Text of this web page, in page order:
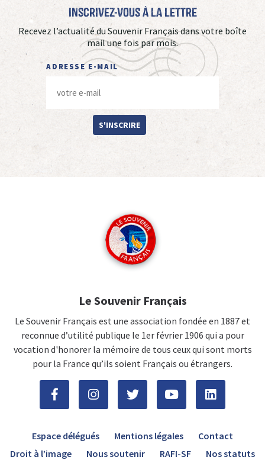
Inscrivez-vous à La Lettre
Recevez l’actualité du Souvenir Français dans votre boîte
mail une fois par mois.
ADRESSE E-MAIL
S'INSCRIRE
Le Souvenir Français
Le Souvenir Français est une association fondée en 1887 et
reconnue d’utilité publique le 1er février 1906 qui a pour
vocation d'honorer la mémoire de tous ceux qui sont morts
pour la France qu’ils soient Français ou étrangers.
Espace délégués Mentions légales
Contact
Droit à l’image
Nous soutenir RAFI-SF Nos statuts